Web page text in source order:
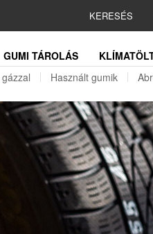
KERESÉS
GUMI TÁROLÁS
Használt gumik